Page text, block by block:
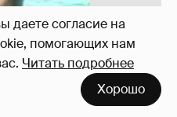
даете согласие на
помогающих нам
Читать подробнее
Хорошо